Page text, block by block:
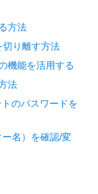
方法
切り離す方法
機能を活用する
法
のパスワードを
名）を確認/変